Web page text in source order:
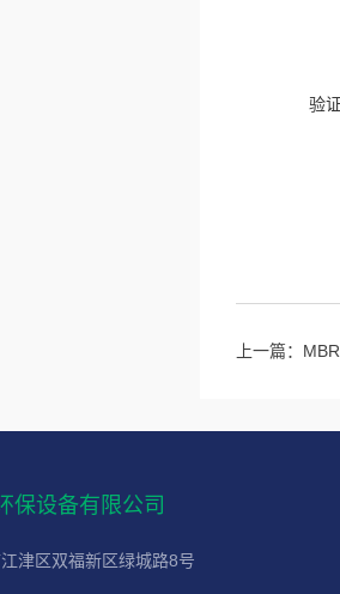
验
上一篇：
保设备有限公司
津区双福新区绿城路8号